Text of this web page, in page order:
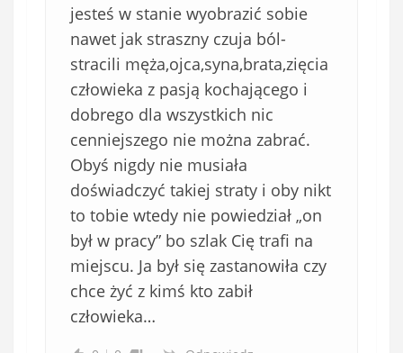
jesteś w stanie wyobrazić sobie
nawet jak straszny czuja ból-
stracili męża,ojca,syna,brata,zięcia
człowieka z pasją kochającego i
dobrego dla wszystkich nic
cenniejszego nie można zabrać.
Obyś nigdy nie musiała
doświadczyć takiej straty i oby nikt
to tobie wtedy nie powiedział „on
był w pracy” bo szlak Cię trafi na
miejscu. Ja był się zastanowiła czy
chce żyć z kimś kto zabił
człowieka…